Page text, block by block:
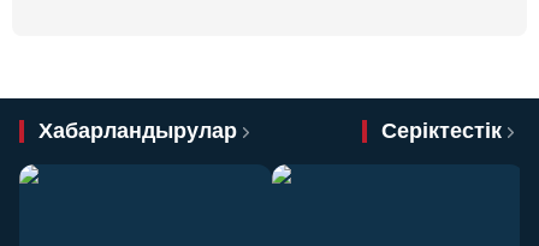
Хабарландырулар Серіктестік